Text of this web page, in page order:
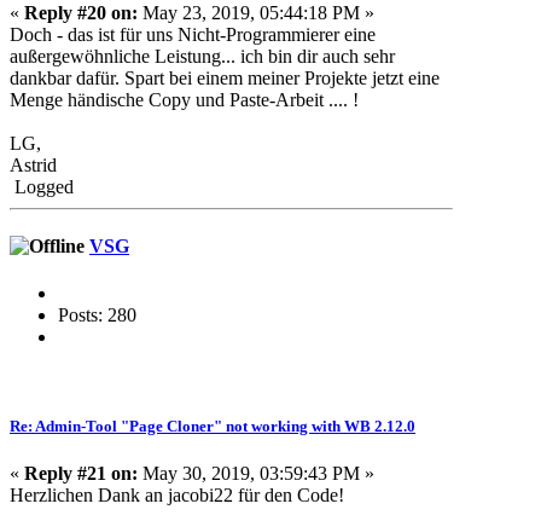
« Reply #20 on: May 23, 2019, 05:44:18 PM »
Doch - das ist für uns Nicht-Programmierer eine
außergewöhnliche Leistung... ich bin dir auch sehr
dankbar dafür. Spart bei einem meiner Projekte jetzt eine
Menge händische Copy und Paste-Arbeit .... !
LG,
Astrid
Logged
VSG
Posts: 280
Re: Admin-Tool "Page Cloner" not working with WB 2.12.0
« Reply #21 on: May 30, 2019, 03:59:43 PM »
Herzlichen Dank an jacobi22 für den Code!